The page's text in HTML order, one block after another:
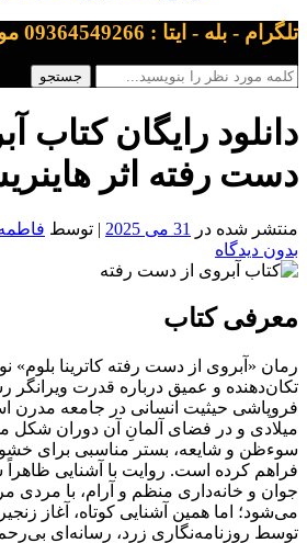
تلگرام - بله - ایتا : 09364549266 موبایل : 09119542983
دانلود رایگان کتاب
دست رفته اثر
منتشر شده در 31 می 2025 | توسط
بدون دیدگاه
معرفی کتاب
رمان «آبروی از دست رفته کاترینا بلوم»
تکان‌دهنده و عمیق درباره قدرت ویرانگر
میلادی و در فضای آلمانِ آن دوران شکل
سوءظن و شایعه، بستر مناسبی برای
فراهم کرده است. روایت با آشنایی ظاهراً
جوان و خانه‌داری منظم و آرام، با مردی
می‌شود؛ اما همین آشنایی کوتاه، آغاز
توسط روزنامه‌نگاری زرد، رسانه‌ای